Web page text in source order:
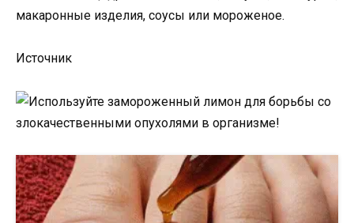
макаронные изделия, соусы или мороженое.
Источник